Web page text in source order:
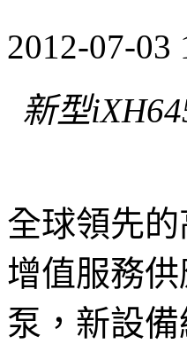
2012-07-03
新型
全球領先
增值服務
泵，新設